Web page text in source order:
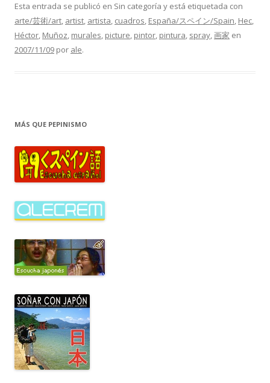
Esta entrada se publicó en Sin categoría y está etiquetada con
arte/芸術/art, artist, artista, cuadros, España/スペイン/Spain, Hec,
Héctor, Muñoz, murales, picture, pintor, pintura, spray,画家 en
2007/11/09 por ale.
MÁS QUE PEPINISMO